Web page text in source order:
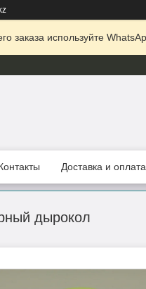
заказа используйте
Доставка и оплата
дырокол